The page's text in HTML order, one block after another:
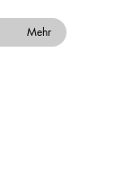
Mehr